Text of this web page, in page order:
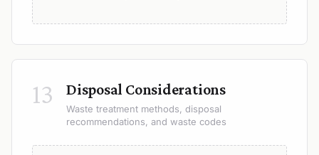
13 Disposal Considerations
Waste treatment methods, disposal
recommendations, and waste codes